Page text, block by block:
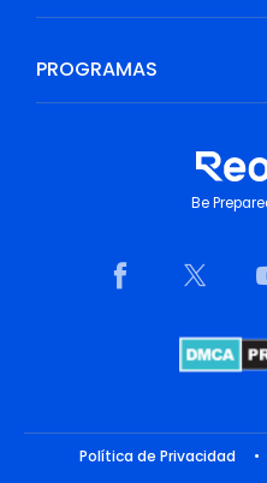
PROGRAMAS
Be
Política de Privacidad •